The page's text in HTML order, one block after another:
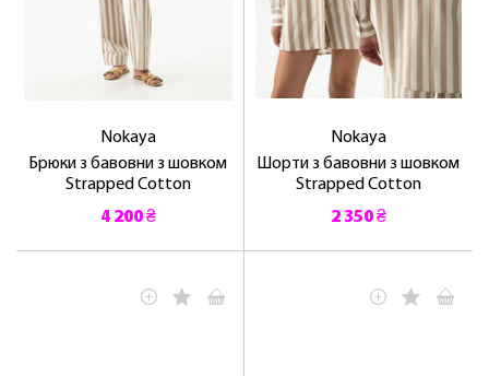
Nokaya
Брюки з бавовни з шовком
Strapped Cotton
4 200 ₴
Nokaya
Шорти з бавовни з шовком
Strapped Cotton
2 350 ₴
ЛАСКАВО ПРОСИМО ДО
NOSOVSKI.COM! ПРИЙМІТЬ ВІД НАС
ПРИВІТНИЙ БОНУС - ЗНИЖКУ НА
ОТРИМАТИ!